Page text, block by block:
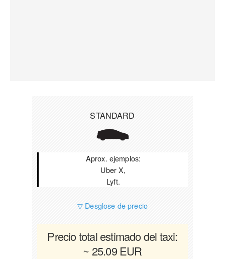
STANDARD
Aprox. ejemplos:
Uber X,
Lyft.
▽ Desglose de precio
Precio total estimado del taxi:
~ 25.09 EUR